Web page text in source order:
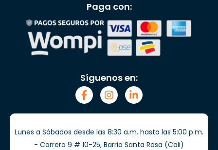
Paga con:
Síguenos en:
Lunes a Sábados desde las 8:30 a.m. hasta las 5:00 p.m.
- Carrera 9 # 10-25, Barrio Santa Rosa (Cali)